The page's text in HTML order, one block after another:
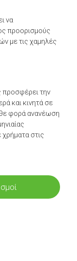
να
προορισμούς
με τις χαμηλές
προσφέρει την
και κινητά σε
φορά ανανέωση
στις